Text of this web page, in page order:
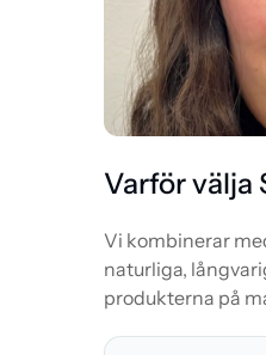
Varför välja
Vi kombinerar
naturliga,
produkterna på